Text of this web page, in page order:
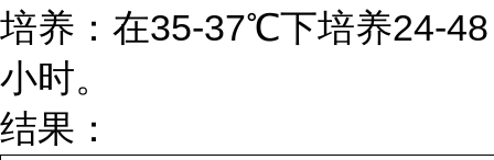
培养：在35-37℃下培养24-48
小时。
结果：